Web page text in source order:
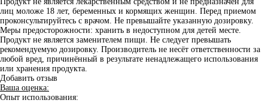
лиц моложе 18 лет, беременных и кормящих женщин. Перед приемом
проконсультируйтесь с врачом. Не превышайте указанную дозировку.
Меры предосторожности: хранить в недоступном для детей месте.
Продукт не является заменителем пищи. Не следует превышать
рекомендуемую дозировку. Производитель не несёт ответственности за
любой вред, причинённый в результате ненадлежащего использования
или хранения продукта.
Добавить отзыв
Ваша оценка:
Опыт использования: